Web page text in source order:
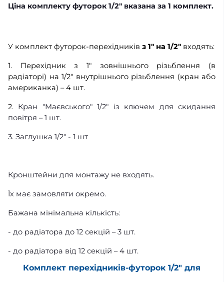
Ціна комплекту футорок 1/2" вказана за 1 комплект.
У комплект футорок-перехідників з 1" на 1/2" входять:
1. Перехідник з 1" зовнішнього різьблення (в
радіаторі) на 1/2" внутрішнього різьблення (кран або
американка) – 4 шт.
2. Кран "Маєвського" 1/2" із ключем для скидання
повітря – 1 шт.
3. Заглушка 1/2" - 1 шт
Кронштейни для монтажу не входять.
Їх має замовляти окремо.
Бажана мінімальна кількість:
- до радіатора до 12 секцій – 3 шт.
- до радіатора від 12 секцій – 4 шт.
Комплект перехідників-футорок 1/2" для